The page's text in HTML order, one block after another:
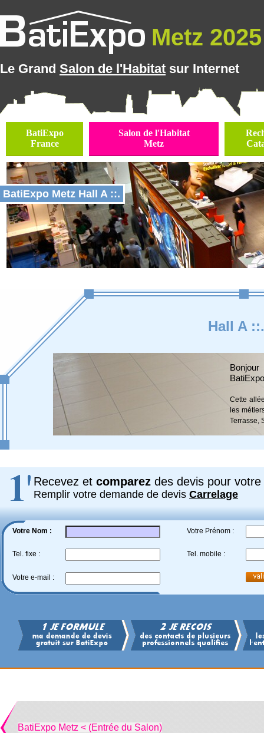
Metz
Le Grand Salon de l'Habitat sur Internet
BatiExpo
France
Salon de l'Habitat
Metz
BatiExpo Metz Hall A ::.
Hall A
Cette
les
Terrasse,
Recevez et comparez des devis pour votre
Remplir votre demande de devis Carrelage
Votre Nom : Votre Prénom :
Tel. fixe : Tel. mobile :
Votre e-mail :
BatiExpo Metz < (Entrée du Salon)